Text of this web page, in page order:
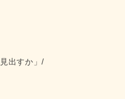
出すか」/